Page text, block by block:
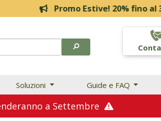
Promo Estive! 20% fino al 31
Soluzioni Guide e FAQ
a Settembre